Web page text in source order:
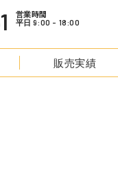
営業時間
平日 9:00 - 18:00
販売実績